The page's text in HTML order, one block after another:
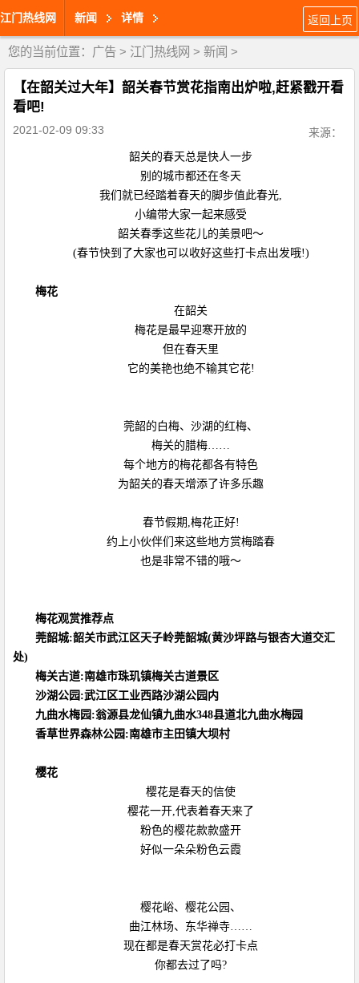
江门热线网 新闻 详情 返回上页
您的当前位置： 广告 > 江门热线网 > 新闻 >
【在韶关过大年】韶关春节赏花指南出炉啦,赶紧戳开看
看吧!
2021-02-09 09:33 来源：
韶关的春天总是快人一步
别的城市都还在冬天
我们就已经踏着春天的脚步值此春光,
小编带大家一起来感受
韶关春季这些花儿的美景吧～
(春节快到了大家也可以收好这些打卡点出发哦!)
梅花
在韶关
梅花是最早迎寒开放的
但在春天里
它的美艳也绝不输其它花!
莞韶的白梅、沙湖的红梅、
梅关的腊梅……
每个地方的梅花都各有特色
为韶关的春天增添了许多乐趣
春节假期,梅花正好!
约上小伙伴们来这些地方赏梅踏春
也是非常不错的哦～
梅花观赏推荐点
莞韶城:韶关市武江区天子岭莞韶城(黄沙坪路与银杏大道交汇
处)
梅关古道:南雄市珠玑镇梅关古道景区
沙湖公园:武江区工业西路沙湖公园内
九曲水梅园:翁源县龙仙镇九曲水348县道北九曲水梅园
香草世界森林公园:南雄市主田镇大坝村
樱花
樱花是春天的信使
樱花一开,代表着春天来了
粉色的樱花款款盛开
好似一朵朵粉色云霞
樱花峪、樱花公园、
曲江林场、东华禅寺……
现在都是春天赏花必打卡点
你都去过了吗?